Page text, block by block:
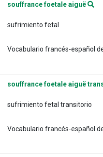
souffrance foetale aiguë
sufrimiento fetal
Vocabulario francés-español
souffrance foetale aiguë
sufrimiento fetal transitorio
Vocabulario francés-español